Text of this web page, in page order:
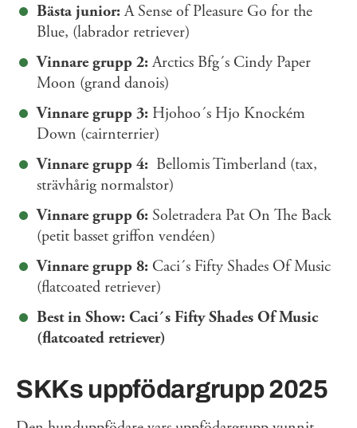
Bästa junior:A Sense of Pleasure Go for the
Blue, (labrador retriever)
Vinnare grupp 2:Arctics Bfg´s Cindy Paper
Moon (grand danois)
Vinnare grupp 3: Hjohoo´s Hjo Knockém
Down (cairnterrier)
Vinnare grupp 4: Bellomis Timberland (tax,
strävhårig normalstor)
Vinnare grupp 6: Soletradera Pat On The Back
(petit basset griffon vendéen)
Vinnare grupp 8: Caci´s Fifty Shades Of Music
(flatcoated retriever)
Best in Show: Caci´s Fifty Shades Of Music
(flatcoated retriever)
SKKs uppfödargrupp 2025